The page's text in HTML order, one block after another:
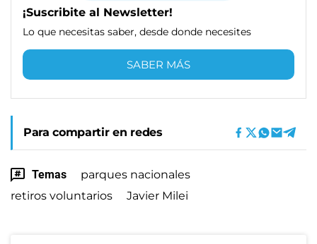
¡Suscribite al Newsletter!
Lo que necesitas saber, desde donde necesites
SABER MÁS
Para compartir en redes
Temas
parques nacionales
retiros voluntarios
Javier Milei